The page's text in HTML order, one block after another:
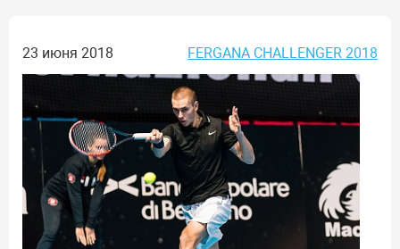
23 июня 2018 FERGANA CHALLENGER 2018